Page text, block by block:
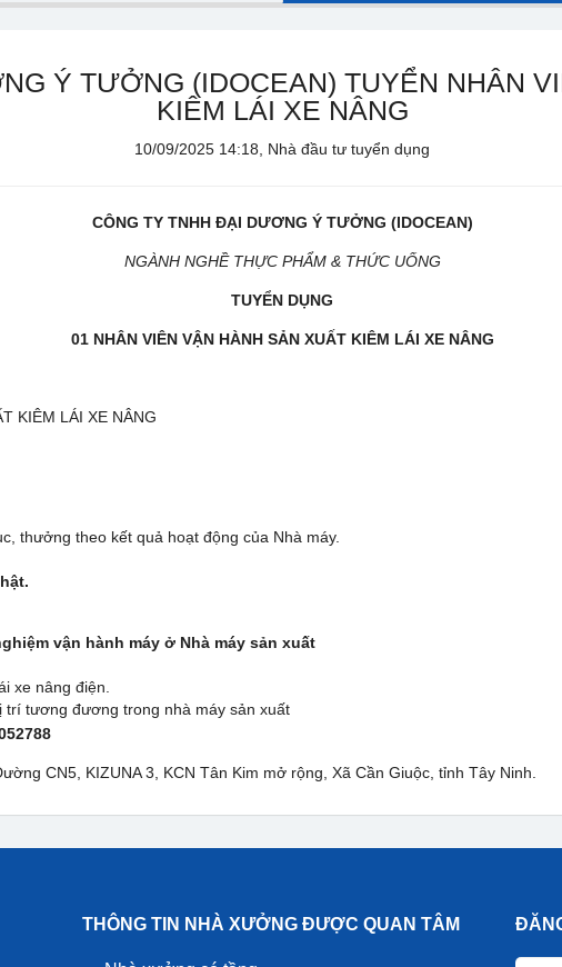
Ý TƯỞNG (IDOCEAN) TUYỂN NHÂN
KIÊM LÁI XE NÂNG
10/09/2025 14:18, Nhà đầu tư tuyển dụng
CÔNG TY TNHH ĐẠI DƯƠNG Ý TƯỞNG (IDOCEAN)
NGÀNH NGHỀ THỰC PHẨM & THỨC UỐNG
TUYỂN DỤNG
01 NHÂN VIÊN VẬN HÀNH SẢN XUẤT KIÊM LÁI XE NÂNG
KIÊM LÁI XE NÂNG
thưởng theo kết quả hoạt động của Nhà máy.
vận hành máy ở Nhà máy sản xuất
xe nâng điện.
trí tương đương trong nhà máy sản xuất
CN5, KIZUNA 3, KCN Tân Kim mở rộng, Xã Cần Giuộc, tỉnh Tây Ninh.
THÔNG TIN NHÀ XƯỞNG ĐƯỢC QUAN TÂM